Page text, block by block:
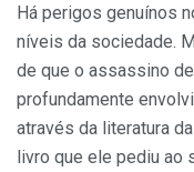
Há perigos genuínos
níveis da sociedade.
de que o assassino
profundamente
através da literatura
livro que ele pediu ao